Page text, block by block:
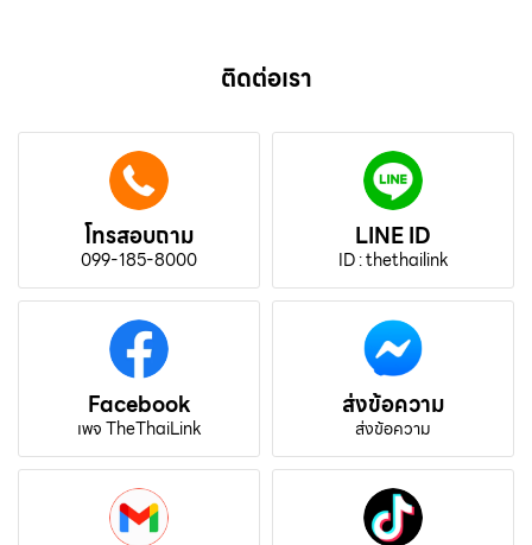
ติดต่อเรา
โทรสอบถาม
099-185-8000
LINE ID
ID : thethailink
Facebook
เพจ TheThaiLink
ส่งข้อความ
ส่งข้อความ